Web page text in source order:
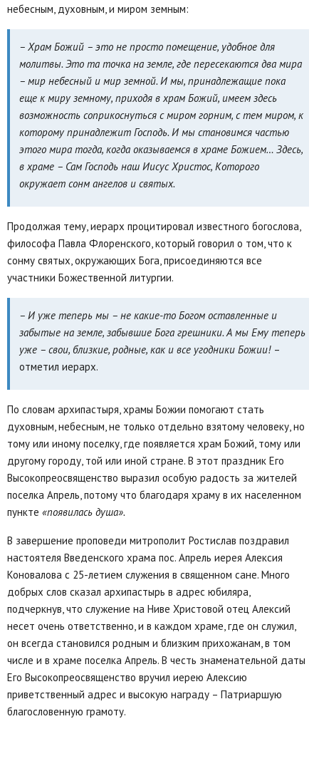
небесным, духовным, и миром земным:
– Храм Божий – это не просто помещение, удобное для
молитвы. Это та точка на земле, где пересекаются два мира
– мир небесный и мир земной. И мы, принадлежащие пока
еще к миру земному, приходя в храм Божий, имеем здесь
возможность соприкоснуться с миром горним, с тем миром, к
которому принадлежит Господь. И мы становимся частью
этого мира тогда, когда оказываемся в храме Божием… Здесь,
в храме – Сам Господь наш Иисус Христос, Которого
окружает сонм ангелов и святых.
Продолжая тему, иерарх процитировал известного богослова,
философа Павла Флоренского, который говорил о том, что к
сонму святых, окружающих Бога, присоединяются все
участники Божественной литургии.
– И уже теперь мы – не какие-то Богом оставленные и
забытые на земле, забывшие Бога грешники. А мы Ему теперь
уже – свои, близкие, родные, как и все угодники Божии! –
отметил иерарх.
По словам архипастыря, храмы Божии помогают стать
духовным, небесным, не только отдельно взятому человеку, но
тому или иному поселку, где появляется храм Божий, тому или
другому городу, той или иной стране. В этот праздник Его
Высокопреосвященство выразил особую радость за жителей
поселка Апрель, потому что благодаря храму в их населенном
пункте «появилась душа».
В завершение проповеди митрополит Ростислав поздравил
настоятеля Введенского храма пос. Апрель иерея Алексия
Коновалова с 25-летием служения в священном сане. Много
добрых слов сказал архипастырь в адрес юбиляра,
подчеркнув, что служение на Ниве Христовой отец Алексий
несет очень ответственно, и в каждом храме, где он служил,
он всегда становился родным и близким прихожанам, в том
числе и в храме поселка Апрель. В честь знаменательной даты
Его Высокопреосвященство вручил иерею Алексию
приветственный адрес и высокую награду – Патриаршую
благословенную грамоту.